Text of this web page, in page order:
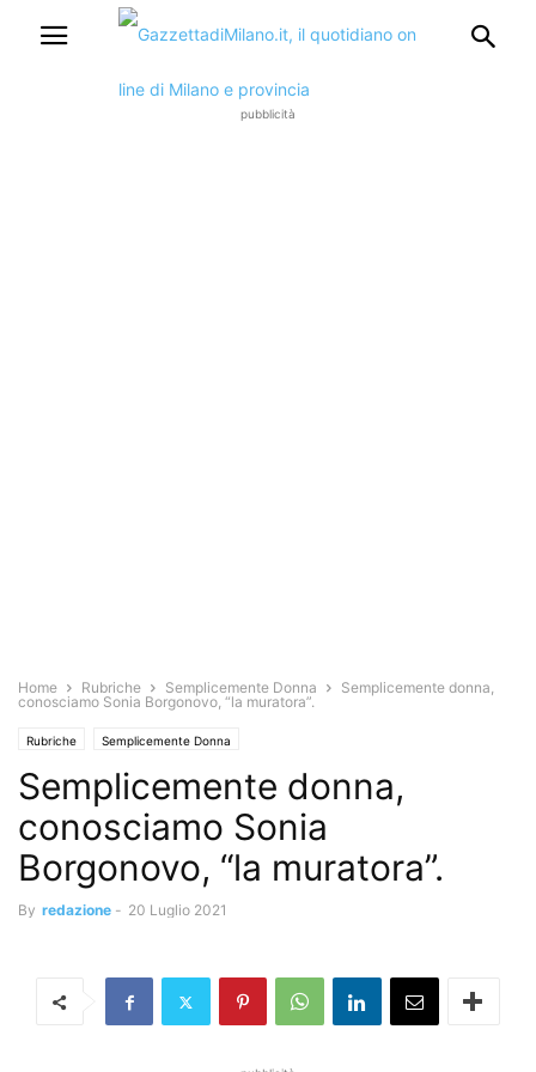
pubblicità
Home Rubriche Semplicemente Donna
Semplicemente donna,
conosciamo Sonia Borgonovo, “la muratora”.
Rubriche Semplicemente Donna
Semplicemente donna,
conosciamo Sonia
Borgonovo, “la muratora”.
By redazione - 20 Luglio 2021